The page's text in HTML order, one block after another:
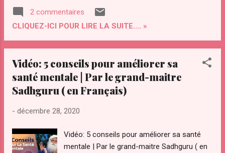
pouvoir d'attraction afin d'attirer Instantanément TOUT ce
que Vous diésiez dans votre vie. Qu’est ce que "le secret"
de la loi de l’attraction et pourquoi ce regain d’intérêt pour
cette loi ? La loi de l’attraction a de plus en plus d’adeptes.
transmis par les sages à travers les âges. Le secret a été
convoité depuis la nuit des temps par des personnes
éclairées pour maîtriser les lois et le fonctionnement de
compris par certains savants dont Gali...
2 commentaires
CLIQUEZ-ICI POUR LIRE LA SUITE.... »
Vidéo: 5 conseils pour améliorer sa
santé mentale | Par le grand-maitre
Sadhguru ( en Français)
- décembre 28, 2020
Vidéo: 5 conseils pour améliorer sa santé
mentale | Par le grand-maitre Sadhguru ( en